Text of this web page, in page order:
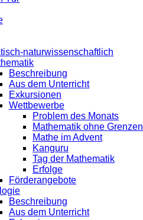
naturwissenschaftlich
Beschreibung
Aus dem Unterricht
Exkursionen
Wettbewerbe
Problem des Monats
Mathematik ohne Grenzen
Mathe im Advent
Kanguru
Tag der Mathematik
Erfolge
Förderangebote
Beschreibung
Aus dem Unterricht